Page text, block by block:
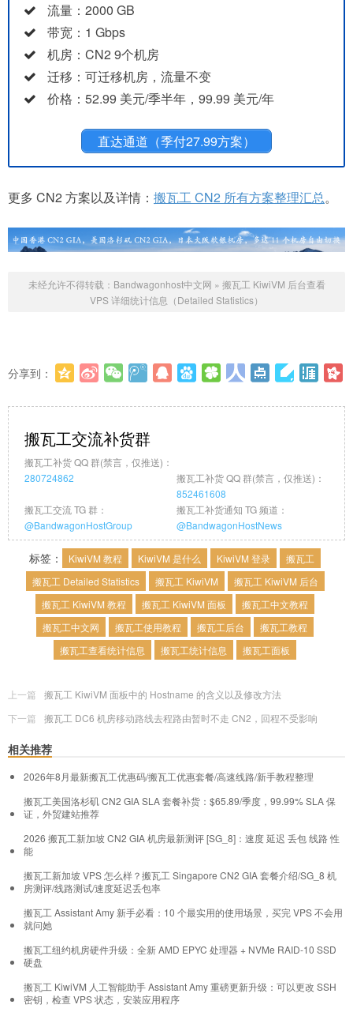
流量：2000 GB
带宽：1 Gbps
机房：CN2 9个机房
迁移：可迁移机房，流量不变
价格：52.99 美元/季半年，99.99 美元/年
直达通道（季付27.99方案）
更多 CN2 方案以及详情： 搬瓦工 CN2 所有方案整理汇总。
未经允许不得转载： Bandwagonhost中文网 » 搬瓦工 KiwiVM 后台查看
VPS 详细统计信息（Detailed Statistics）
分享到：
搬瓦工交流补货群
搬瓦工补货 QQ 群(禁言，仅推送)：
280724862
搬瓦工补货 QQ 群(禁言，仅推送)：
852461608
搬瓦工交流 TG 群：
@BandwagonHostGroup
搬瓦工补货通知 TG 频道：
@BandwagonHostNews
标签： KiwiVM 教程 KiwiVM 是什么 KiwiVM 登录
搬瓦工
搬瓦工 Detailed Statistics
搬瓦工 KiwiVM
搬瓦工 KiwiVM 后台
搬瓦工 KiwiVM 教程
搬瓦工 KiwiVM 面板
搬瓦工中文教程
搬瓦工中文网
搬瓦工使用教程 搬瓦工后台
搬瓦工教程
搬瓦工查看统计信息
搬瓦工统计信息 搬瓦工面板
上一篇
搬瓦工 KiwiVM 面板中的 Hostname 的含义以及修改方法
下一篇
搬瓦工 DC6 机房移动路线去程路由暂时不走 CN2，回程不受影响
相关推荐
2026年8月最新搬瓦工优惠码/搬瓦工优惠套餐/高速线路/新手教程整理
搬瓦工美国洛杉矶 CN2 GIA SLA 套餐补货：$65.89/季度，99.99% SLA 保
证，外贸建站推荐
2026 搬瓦工新加坡 CN2 GIA 机房最新测评 [SG_8]：速度 延迟 丢包 线路 性
能
搬瓦工新加坡 VPS 怎么样？搬瓦工 Singapore CN2 GIA 套餐介绍/SG_8 机
房测评/线路测试/速度延迟丢包率
搬瓦工 Assistant Amy 新手必看：10 个最实用的使用场景，买完 VPS 不会用
就问她
搬瓦工纽约机房硬件升级：全新 AMD EPYC 处理器 + NVMe RAID-10 SSD
硬盘
搬瓦工 KiwiVM 人工智能助手 Assistant Amy 重磅更新升级：可以更改 SSH
密钥，检查 VPS 状态，安装应用程序